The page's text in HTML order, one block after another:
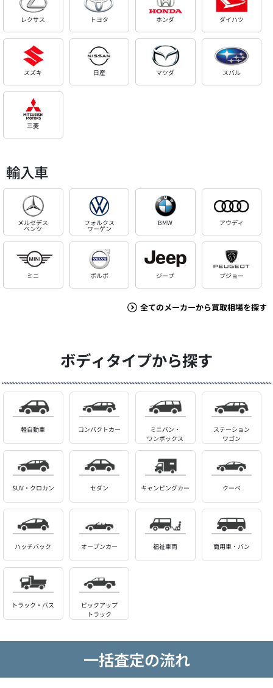
レクサス トヨタ ホンダ ダイハツ
スズキ 日産 マツダ スバル
三菱
輸入車
メルセデス
ベンツ
フォルクス
ワーゲン
BMW アウディ
ミニ ボルボ ジープ プジョー
全てのメーカーから買取相場を探す
ボディタイプから探す
軽自動車 コンパクトカー
ミニバン・
ワンボックス
ステーション
ワゴン
SUV・クロカン セダン キャンピングカー クーペ
ハッチバック オープンカー 福祉車両 商用車・バン
トラック・バス
ピックアップ
トラック
一括査定の流れ